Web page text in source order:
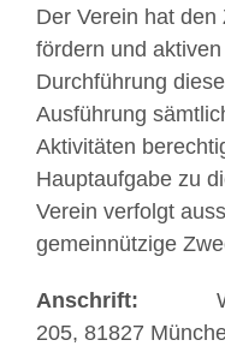
Der Verein hat
fördern und
Durchführung
Ausführung
Aktivitäten
Hauptaufgabe zu
Verein verfolgt
gemeinnützige
Anschrift:
205, 81827